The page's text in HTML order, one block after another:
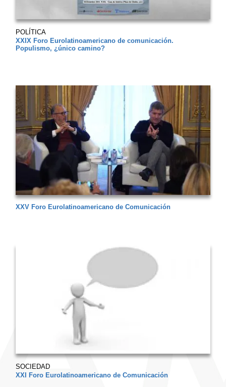
POLÍTICA
XXIX Foro Eurolatinoamericano de comunicación.
Populismo, ¿único camino?
XXV Foro Eurolatinoamericano de Comunicación
SOCIEDAD
XXI Foro Eurolatinoamericano de Comunicación